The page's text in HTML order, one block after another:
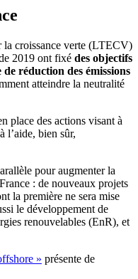
la croissance verte (LTECV)
2019 ont fixé des objectifs
réduction des émissions
atteindre la neutralité
place des actions visant à
l’aide, bien sûr,
pour augmenter la
: de nouveaux projets
la première ne sera mise
le développement de
renouvelables (EnR), et
» présente de